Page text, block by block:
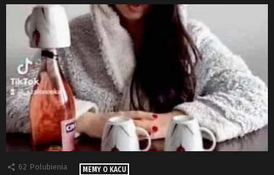
62 Polubienia MEMY O KACU